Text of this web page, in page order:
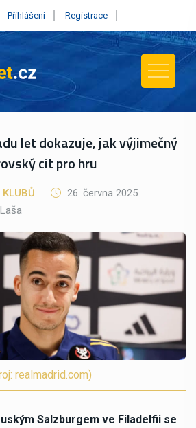
Přihlášení Registrace
let dokazuje, jak výjimečný
cit pro hru
26. června 2025
Laša
realmadrid.com)
Salzburgem ve Filadelfii se